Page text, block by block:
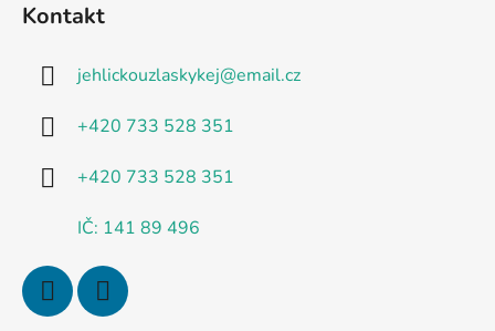
Kontakt
jehlickouzlaskykej@email.cz
+420 733 528 351
+420 733 528 351
IČ: 141 89 496